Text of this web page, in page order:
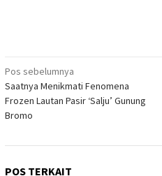
Navigasi
pos
Pos sebelumnya
Saatnya Menikmati Fenomena
Frozen Lautan Pasir ‘Salju’ Gunung
Bromo
POS TERKAIT